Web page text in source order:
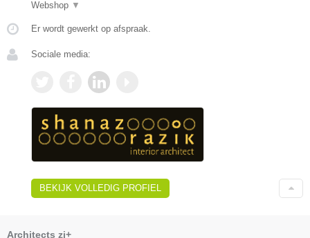
Webshop ▼
Er wordt gewerkt op afspraak.
Sociale media:
BEKIJK VOLLEDIG PROFIEL
Architects zj+